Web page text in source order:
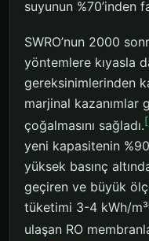
suyunun %70’inden
SWRO’nun 2000
yöntemlere kıyasla
gereksinimlerinden
marjinal kazanımlar
çoğalmasını sağladı.
yeni kapasitenin
yüksek basınç
geçiren ve büyük
tüketimi 3-4 kWh/
ulaşan RO